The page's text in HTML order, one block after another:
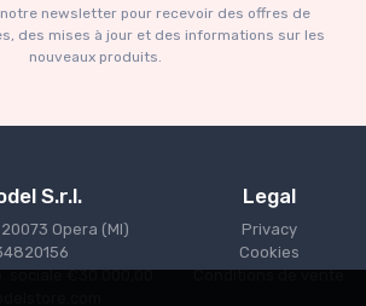
newsletter pour recevoir des offres de
des mises à jour et des informations sur les
nouveaux produits.
S.r.l.
Opera (MI)
sociale €30.000,00
Legal
Privacy
Cookies
Conditions de vente